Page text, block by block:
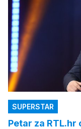
SUPERSTAR
Petar za RTL.hr